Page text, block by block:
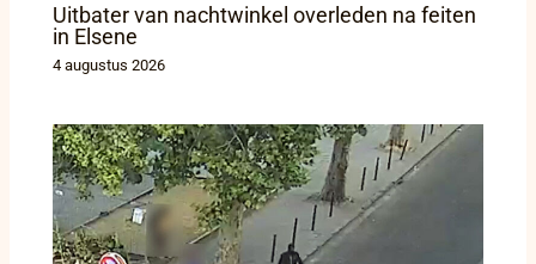
Uitbater van nachtwinkel overleden na feiten
in Elsene
4 augustus 2026